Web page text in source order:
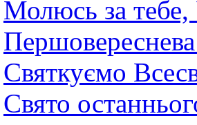
Молюсь за тебе,
Святкуємо
Свято